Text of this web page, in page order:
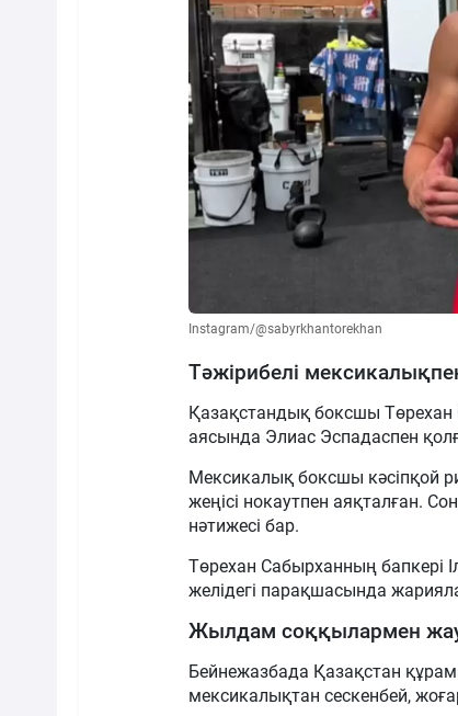
Instagram/@sabyrkhantorekhan
Тәжірибелі
Қазақстандық боксшы
аясында Элиас Эспадаспен
Мексикалық боксшы кәсіпқой
жеңісі нокаутпен аяқталған.
нәтижесі бар.
Төрехан Сабырханның бапкері
желідегі парақшасында
Жылдам соққылармен
Бейнежазбада Қазақстан
мексикалықтан сескенбей,